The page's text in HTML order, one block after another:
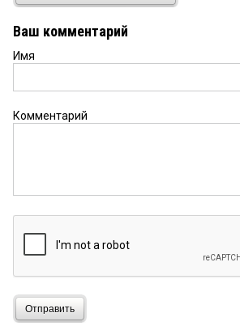
Шадрин и его ШАЙКА
собирается, голосуют
сдох!
Ваш комментарий
Имя
Комментарий
Отправить